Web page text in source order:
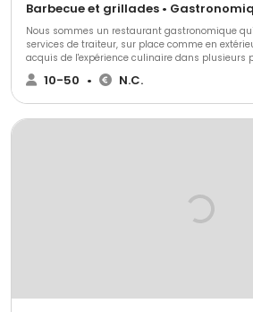
Nous sommes un restaurant gastronomique
services de traiteur, sur place comme en
acquis de l'expérience culinaire dans plusieurs
plusieurs années, apporte une touche
10-50 • N.C.